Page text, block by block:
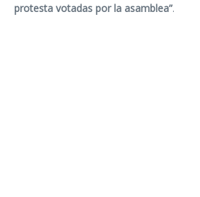
protesta votadas por la asamblea”.